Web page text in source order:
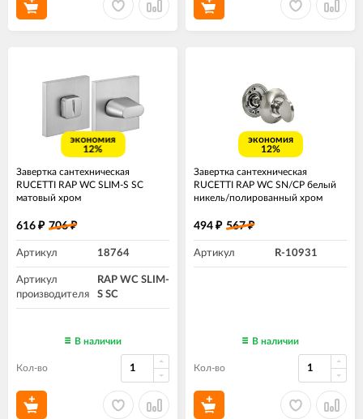
экономия
12%
Завертка сантехническая
RUCETTI RAP WC SLIM-S SC
матовый хром
616 ₽ 706₽
Артикул 18764
Артикул
производителя
RAP WC SLIM-
S SC
В наличии
Кол-во
экономия
12%
Завертка сантехническая
RUCETTI RAP WC SN/CP белый
никель/полированный хром
494 ₽ 567₽
Артикул R-10931
В наличии
Кол-во